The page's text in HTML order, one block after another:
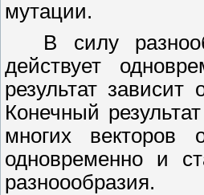
мутации.
В силу
действует
результат
Конечный
многих векторов
одновременно и
разноообразия.